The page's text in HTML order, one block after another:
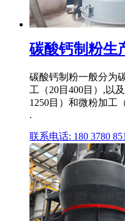
碳酸钙制粉生
碳酸钙制粉一般分为
工（20目400目）,以
1250目）和微粉加工
.
联系电话: 180 3780